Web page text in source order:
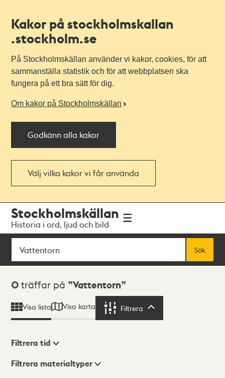
Kakor på stockholmskallan
.stockholm.se
På Stockholmskällan använder vi kakor, cookies, för att
sammanställa statistik och för att webbplatsen ska
fungera på ett bra sätt för dig.
Om kakor på Stockholmskällan
Godkänn alla kakor
Välj vilka kakor vi får använda
navigationen
huvudinnehållet
Stockholmskällan
Historia i ord, ljud och bild
Sök
Sök
Sökresultat
0 träffar på Vattentorn
Visa lista Visa karta Filtrera
Visningsläge
Filtrera tid
Filtrera materialtyper